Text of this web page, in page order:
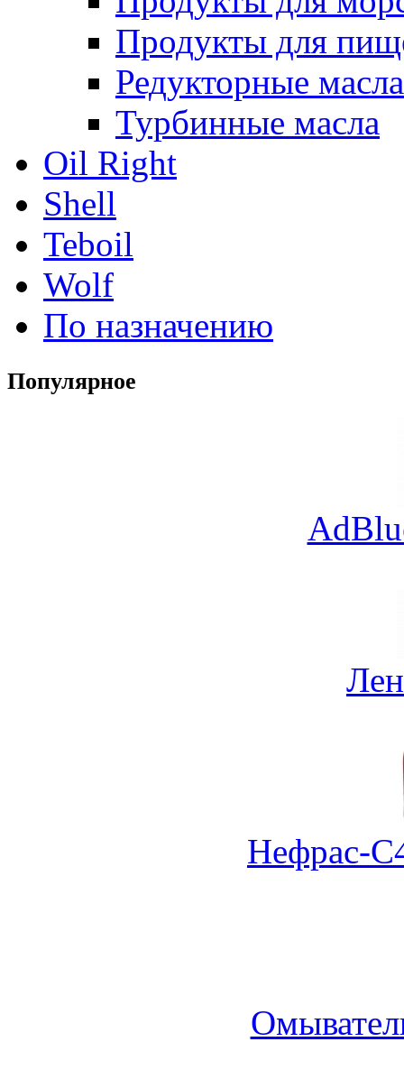
Продукты для
Редукторные масла
Турбинные масла
Oil Right
Shell
Teboil
Wolf
По назначению
Популярное
Нефрас-